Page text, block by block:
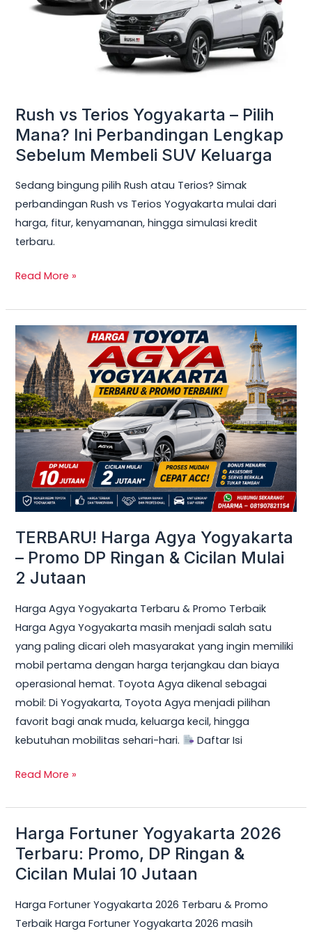
Rush vs Terios Yogyakarta – Pilih
Mana? Ini Perbandingan Lengkap
Sebelum Membeli SUV Keluarga
Sedang bingung pilih Rush atau Terios? Simak
perbandingan Rush vs Terios Yogyakarta mulai dari
harga, fitur, kenyamanan, hingga simulasi kredit
terbaru.
Pilih
Membeli
SUV
Keluarga
Read More »
TERBARU! Harga Agya Yogyakarta
– Promo DP Ringan & Cicilan Mulai
2 Jutaan
Harga Agya Yogyakarta Terbaru & Promo Terbaik
Harga Agya Yogyakarta masih menjadi salah satu
yang paling dicari oleh masyarakat yang ingin memiliki
mobil pertama dengan harga terjangkau dan biaya
operasional hemat. Toyota Agya dikenal sebagai
mobil: Di Yogyakarta, Toyota Agya menjadi pilihan
favorit bagi anak muda, keluarga kecil, hingga
kebutuhan mobilitas sehari-hari.
Daftar Isi
TERBARU!
Harga
Agya
Yogyakarta
–
Promo
DP
Ringan
Cicilan
2
Jutaan
Read More »
Harga Fortuner Yogyakarta 2026
Terbaru: Promo, DP Ringan &
Cicilan Mulai 10 Jutaan
Harga Fortuner Yogyakarta 2026 Terbaru & Promo
Terbaik Harga Fortuner Yogyakarta 2026 masih
Harga
Fortuner
Yogyakarta
Terbaru:
Promo,